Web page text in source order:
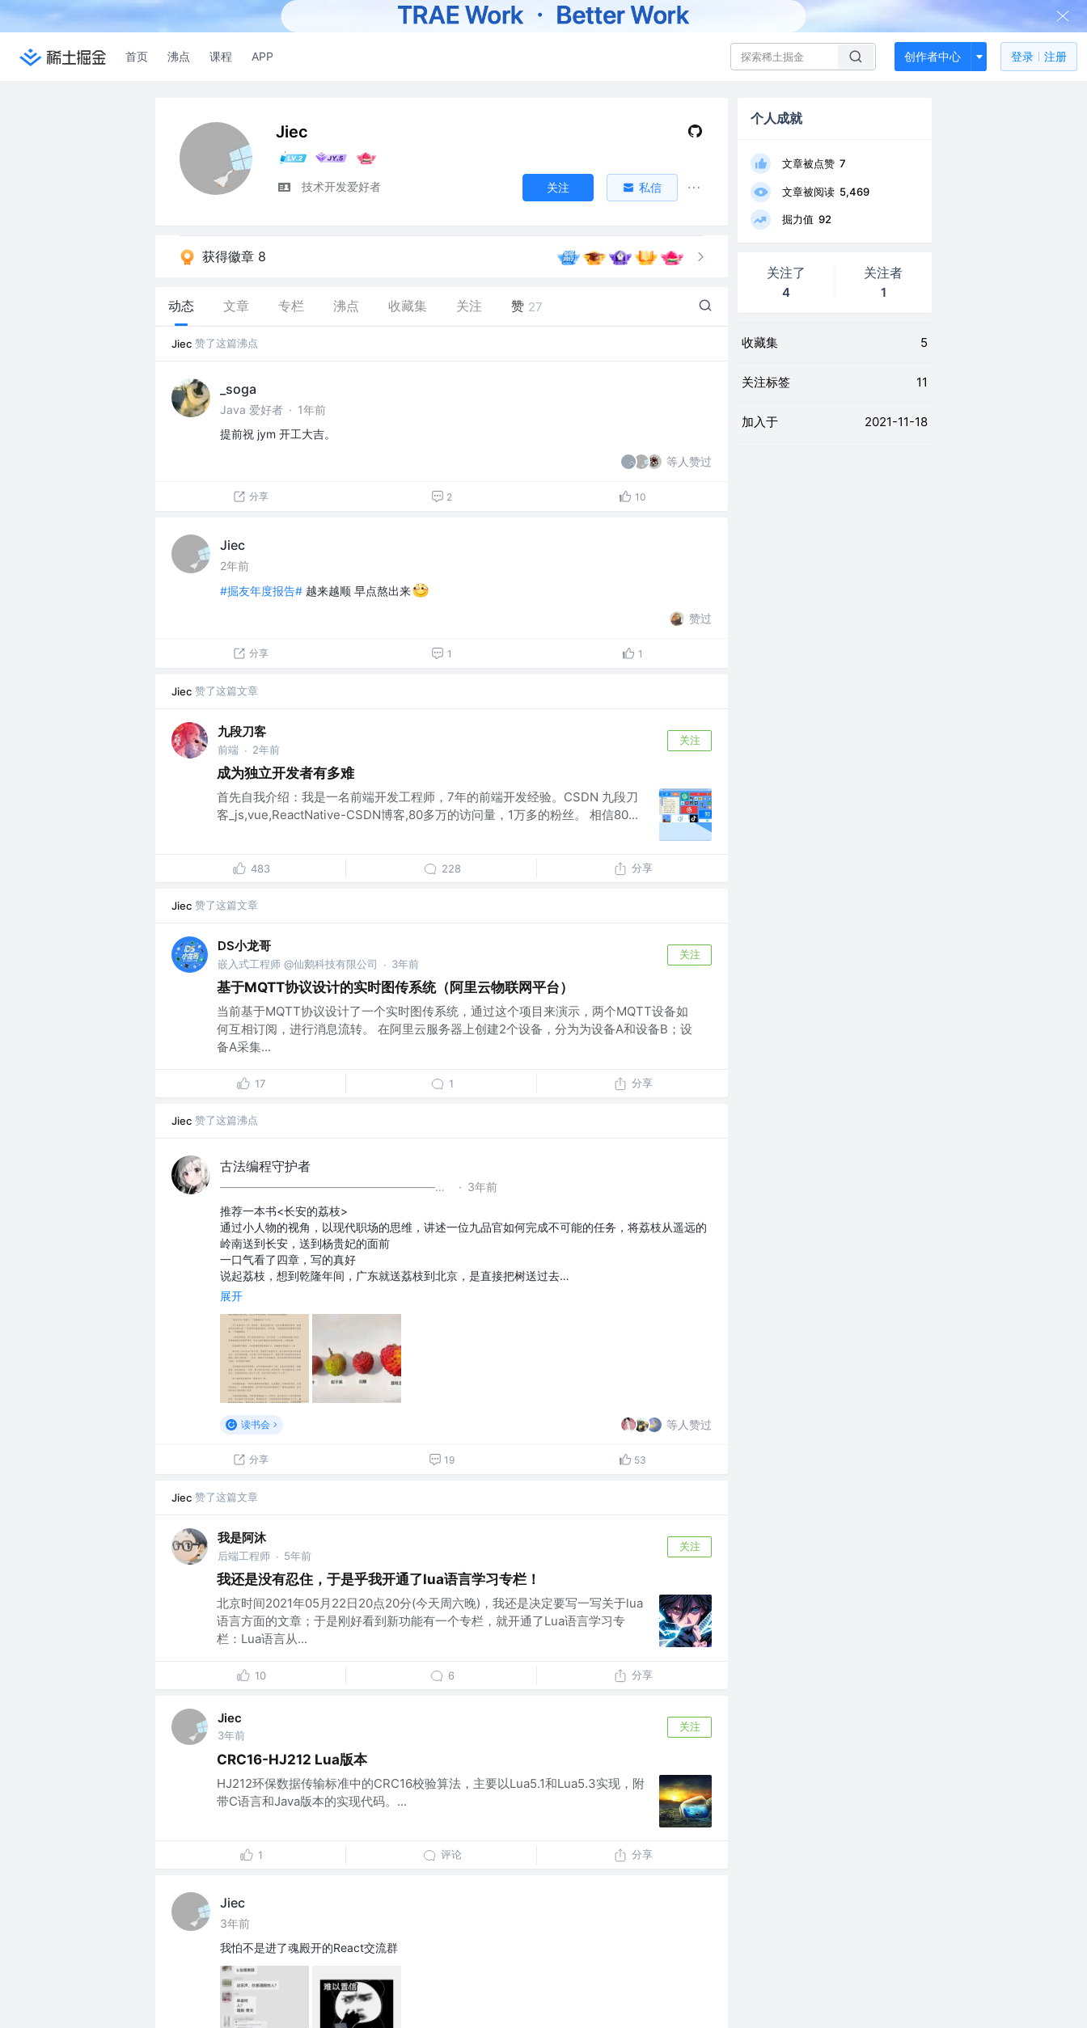
首页 沸点 课程 APP 创作者中心 登录 注册
Jiec
技术开发爱好者 关注 私信
获得徽章 8
动态 文章 专栏 沸点 收藏集 关注 赞 27
Jiec 赞了这篇沸点
_soga
Java 爱好者 · 1年前
提前祝 jym 开工大吉。
等人赞过
分享 2 10
Jiec
2年前
#掘友年度报告# 越来越顺 早点熬出来
赞过
分享 1 1
Jiec 赞了这篇文章
九段刀客
前端 · 2年前
关注
成为独立开发者有多难
首先自我介绍：我是一名前端开发工程师，7年的前端开发经验。CSDN 九段刀
客_js,vue,ReactNative-CSDN博客,80多万的访问量，1万多的粉丝。 相信80...
483 228 分享
Jiec 赞了这篇文章
DS小龙哥
嵌入式工程师 @仙鹅科技有限公司 · 3年前
关注
基于MQTT协议设计的实时图传系统（阿里云物联网平台）
当前基于MQTT协议设计了一个实时图传系统，通过这个项目来演示，两个MQTT设备如
何互相订阅，进行消息流转。 在阿里云服务器上创建2个设备，分为为设备A和设备B；设
备A采集...
17 1 分享
Jiec 赞了这篇沸点
古法编程守护者
————————————————————ㅤㅤㅤ分割线ㅤㅤㅤ—————————————————— · 3年前
推荐一本书<长安的荔枝>
通过小人物的视角，以现代职场的思维，讲述一位九品官如何完成不可能的任务，将荔枝从遥远的
岭南送到长安，送到杨贵妃的面前
一口气看了四章，写的真好
说起荔枝，想到乾隆年间，广东就送荔枝到北京，是直接把树送过去…
展开
读书会 等人赞过
分享 19 53
Jiec 赞了这篇文章
我是阿沐
后端工程师 · 5年前
关注
我还是没有忍住，于是乎我开通了lua语言学习专栏！
北京时间2021年05月22日20点20分(今天周六晚)，我还是决定要写一写关于lua
语言方面的文章；于是刚好看到新功能有一个专栏，就开通了Lua语言学习专
栏：Lua语言从...
10 6 分享
Jiec
3年前
关注
CRC16-HJ212 Lua版本
HJ212环保数据传输标准中的CRC16校验算法，主要以Lua5.1和Lua5.3实现，附
带C语言和Java版本的实现代码。...
1 评论 分享
Jiec
3年前
我怕不是进了魂殿开的React交流群
个人成就
文章被点赞 7
文章被阅读 5,469
掘力值 92
关注了
4
关注者
1
收藏集 5
关注标签 11
加入于 2021-11-18